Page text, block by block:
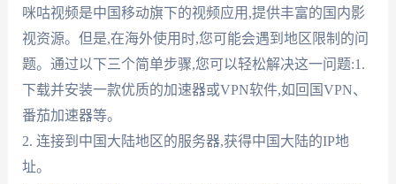
咪咕视频是中国移动旗下的视频应用,提供丰富的国内影
视资源。但是,在海外使用时,您可能会遇到地区限制的问
题。通过以下三个简单步骤,您可以轻松解决这一问题:1.
下载并安装一款优质的加速器或VPN软件,如回国VPN、
番茄加速器等。
2. 连接到中国大陆地区的服务器,获得中国大陆的IP地
址。